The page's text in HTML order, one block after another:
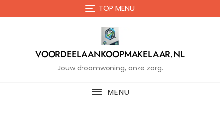
de
TOP MENU
VOORDEELAANKOOPMAKELAAR.NL
Jouw droomwoning, onze zorg.
MENU